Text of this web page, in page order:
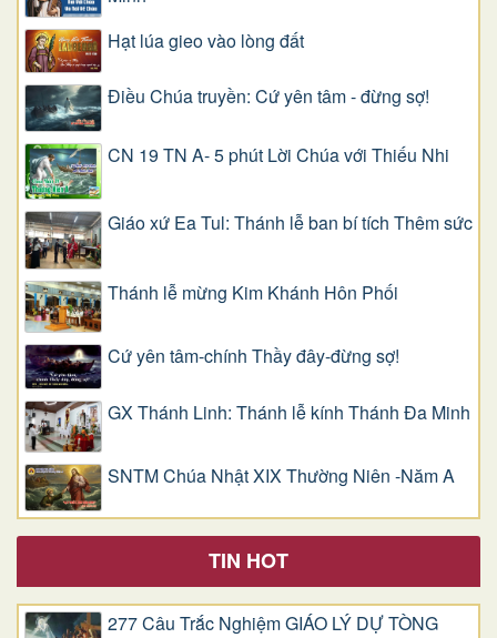
Hạt lúa gieo vào lòng đất
Điều Chúa truyền: Cứ yên tâm - đừng sợ!
CN 19 TN A- 5 phút Lời Chúa với Thiếu Nhi
Giáo xứ Ea Tul: Thánh lễ ban bí tích Thêm sức
Thánh lễ mừng Kim Khánh Hôn Phối
Cứ yên tâm-chính Thầy đây-đừng sợ!
GX Thánh Linh: Thánh lễ kính Thánh Đa Minh
SNTM Chúa Nhật XIX Thường Niên -Năm A
TIN HOT
277 Câu Trắc Nghiệm GIÁO LÝ DỰ TÒNG